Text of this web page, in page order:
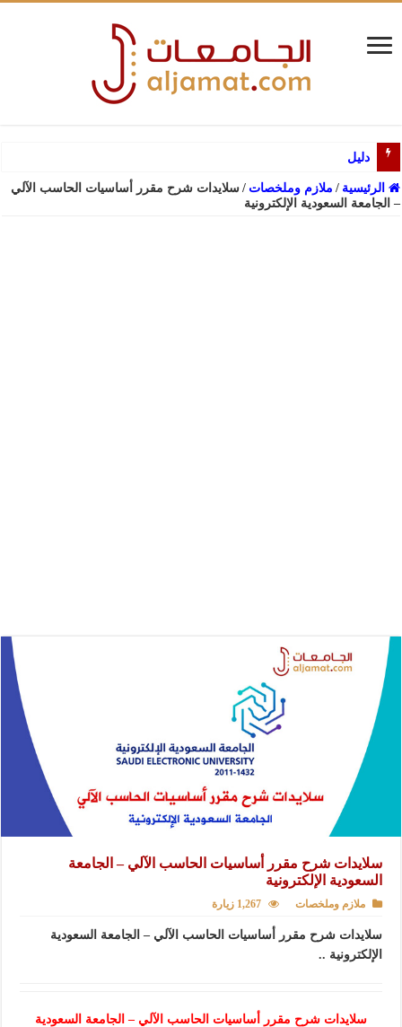
دليل القبول لبرامج ال
الرئيسية / ملازم وملخصات / سلايدات شرح مقرر أساسيات الحاسب الآلي
– الجامعة السعودية الإلكترونية
سلايدات شرح مقرر أساسيات الحاسب الآلي – الجامعة
السعودية الإلكترونية
ملازم وملخصات 1,267 زيارة
سلايدات شرح مقرر أساسيات الحاسب الآلي – الجامعة السعودية
الإلكترونية ..
سلايدات شرح مقرر أساسيات الحاسب الآلي – الجامعة السعودية